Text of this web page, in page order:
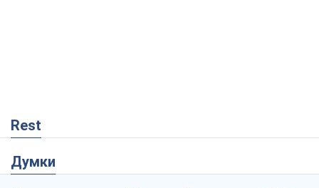
Rest
Думки